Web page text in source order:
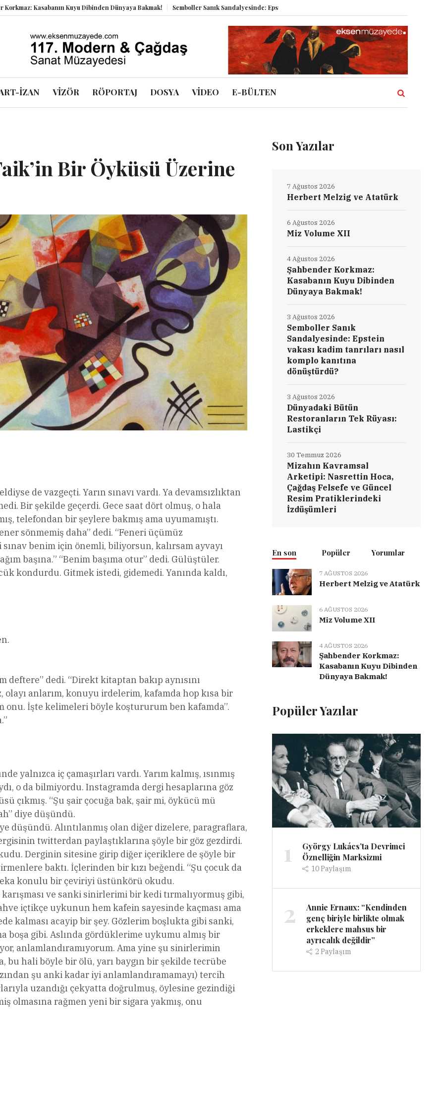
Kasabanın Kuyu Dibinden Dünyaya Bakmak! Semboller Sanık Sandalyesinde: Epstein vakası kadim tanrıları nasıl komplo kanıtına dönüştürdü?
İZAN VİZÖR RÖPORTAJ DOSYA VİDEO E-BÜLTEN
Bir Öyküsü Üzerine
de vazgeçti. Yarın sınavı vardı. Ya devamsızlıktan
Bir şekilde geçerdi. Gece saat dört olmuş, o hala
telefondan bir şeylere bakmış ama uyumamıştı.
sönmemiş daha” dedi. “Feneri üçümüz
benim için önemli, biliyorsun, kalırsam ayvayı
başına.” “Benim başıma otur” dedi. Gülüştüler.
kondurdu. Gitmek istedi, gidemedi. Yanında kaldı,
deftere” dedi. “Direkt kitaptan bakıp aynısını
anlarım, konuyu irdelerim, kafamda hop kısa bir
İşte kelimeleri böyle koştururum ben kafamda”.
yalnızca iç çamaşırları vardı. Yarım kalmış, ısınmış
o da bilmiyordu. Instagramda dergi hesaplarına göz
çıkmış. “Şu şair çocuğa bak, şair mi, öykücü mü
diye düşündü.
düşündü. Alıntılanmış olan diğer dizelere, paragraflara,
twitterdan paylaştıklarına şöyle bir göz gezdirdi.
Derginin sitesine girip diğer içeriklere de şöyle bir
baktı. İçlerinden bir kızı beğendi. “Şu çocuk da
konulu bir çeviriyi üstünkörü okudu.
ve sanki sinirlerimi bir kedi tırmalıyormuş gibi,
içtikçe uykunun hem kafein sayesinde kaçması ama
kalması acayip bir şey. Gözlerim boşlukta gibi sanki,
boşa gibi. Aslında gördüklerime uykumu almış bir
anlamlandıramıyorum. Ama yine şu sinirlerimin
bu hali böyle bir ölü, yarı baygın bir şekilde tecrübe
şu anki kadar iyi anlamlandıramamayı) tercih
uzandığı çekyatta doğrulmuş, öylesine gezindiği
olmasına rağmen yeni bir sigara yakmış, onu
Son Yazılar
Herbert Melzig ve Atatürk
7 Ağustos 2026
Miz Volume XII
6 Ağustos 2026
Şahbender Korkmaz:
Kasabanın Kuyu Dibinden
Dünyaya Bakmak!
4 Ağustos 2026
Semboller Sanık
Sandalyesinde: Epstein
vakası kadim tanrıları nasıl
komplo kanıtına
dönüştürdü?
3 Ağustos 2026
Dünyadaki Bütün
Restoranların Tek Rüyası:
Lastikçi
3 Ağustos 2026
Mizahın Kavramsal
Arketipi: Nasrettin Hoca,
Çağdaş Felsefe ve Güncel
Resim Pratiklerindeki
İzdüşümleri
30 Temmuz 2026
En son Popüler Yorumlar
7 AĞUSTOS 2026
Herbert Melzig ve Atatürk
6 AĞUSTOS 2026
Miz Volume XII
4 AĞUSTOS 2026
Şahbender Korkmaz:
Kasabanın Kuyu Dibinden
Dünyaya Bakmak!
Popüler Yazılar
1
György Lukács’ta Devrimci
Öznelliğin Marksizmi
10Paylaşım
2
Annie Ernaux: “Kendinden
genç biriyle birlikte olmak
erkeklere mahsus bir
ayrıcalık değildir”
2Paylaşım